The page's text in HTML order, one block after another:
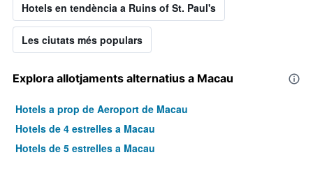
Hotels en tendència a Ruins of St. Paul's
Les ciutats més populars
Explora allotjaments alternatius a Macau
Hotels a prop de Aeroport de Macau
Hotels de 4 estrelles a Macau
Hotels de 5 estrelles a Macau